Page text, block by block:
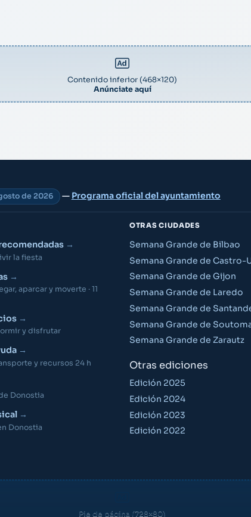
Contenido inferior (468×120)
Anúnciate aquí
de 2026 — Programa oficial del ayuntamiento
la fiesta
aparcar y moverte · 11
y disfrutar
y recursos 24 h
Donostia
Donostia
OTRAS CIUDADES
Semana Grande de Bilbao
Semana Grande de Castro-
Semana Grande de Gijon
Semana Grande de Laredo
Semana Grande de
Semana Grande de
Semana Grande de Zarautz
Otras ediciones
Edición 2025
Edición 2024
Edición 2023
Edición 2022
Pie de página (728×80)